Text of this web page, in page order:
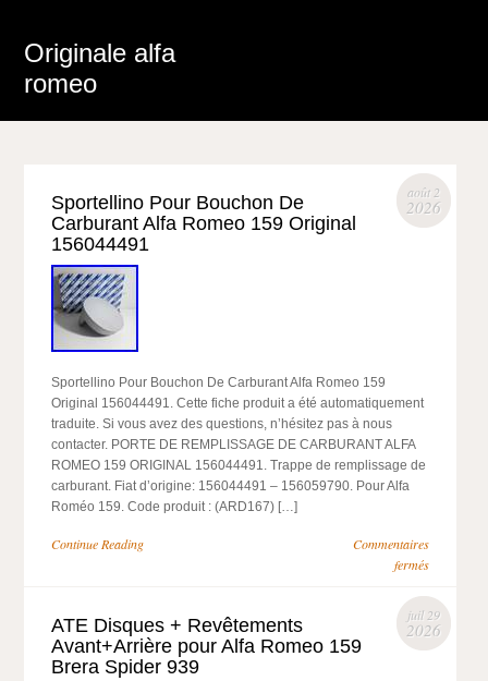
Originale alfa
romeo
août 2
2026
Sportellino Pour Bouchon De
Carburant Alfa Romeo 159 Original
156044491
Sportellino Pour Bouchon De Carburant Alfa Romeo 159
Original 156044491. Cette fiche produit a été automatiquement
traduite. Si vous avez des questions, n’hésitez pas à nous
contacter. PORTE DE REMPLISSAGE DE CARBURANT ALFA
ROMEO 159 ORIGINAL 156044491. Trappe de remplissage de
carburant. Fiat d’origine: 156044491 – 156059790. Pour Alfa
Roméo 159. Code produit : (ARD167) […]
Continue Reading
Commentaires
fermés
juil 29
2026
ATE Disques + Revêtements
Avant+Arrière pour Alfa Romeo 159
Brera Spider 939